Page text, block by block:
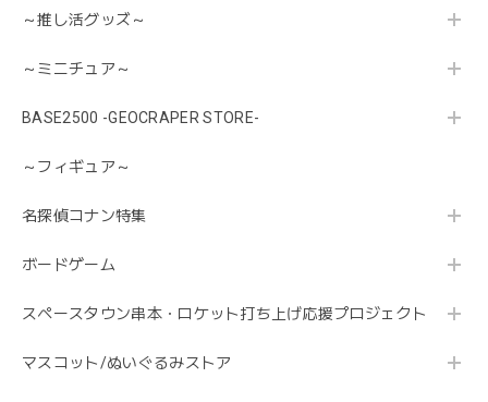
～推し活グッズ～
～ミニチュア～
BASE2500 -GEOCRAPER STORE-
～フィギュア～
名探偵コナン特集
ボードゲーム
スペースタウン串本・ロケット打ち上げ応援プロジェクト
マスコット/ぬいぐるみストア